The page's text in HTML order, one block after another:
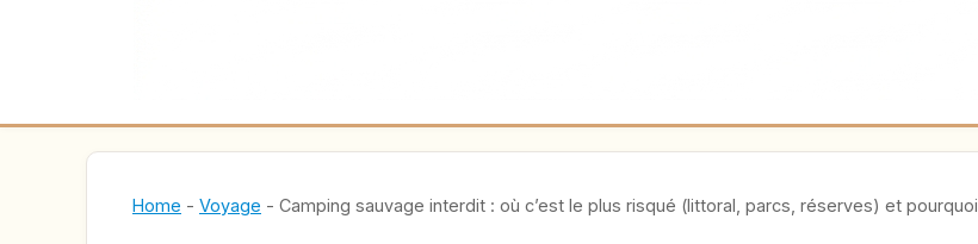
Home - Voyage - Camping sauvage interdit : où c’est le plus risqué (littoral, parcs, réserves) et pourquoi